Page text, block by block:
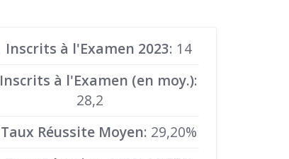
Inscrits à l'Examen 2023: 14
Inscrits à l'Examen (en moy.):
28,2
Taux Réussite Moyen: 29,20%